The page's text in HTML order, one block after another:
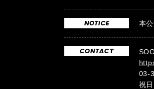
NOTICE 本
CONTACT
03-
祝日